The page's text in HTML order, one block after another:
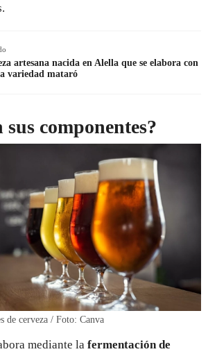
artesana nacida en Alella que se elabora con
variedad mataró
sus componentes?
de cerveza / Foto: Canva
mediante la fermentación de